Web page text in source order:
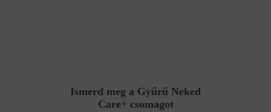
Ismerd meg a Gyűrű Neked
Care+ csomagot